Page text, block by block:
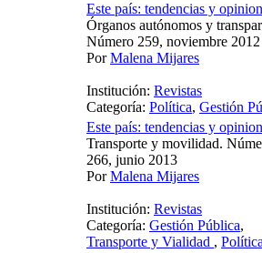
Este país: tendencias y
Órganos autónomos y
Número 259, noviembre 2012
PorMalena Mijares
Institución: Revistas
Categoría: Política, Gestión
Este país: tendencias y
Transporte y movilidad.
266, junio 2013
PorMalena Mijares
Institución: Revistas
Categoría: Gestión Pública,
Transporte y Vialidad , Política